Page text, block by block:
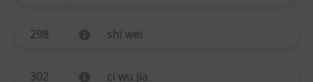
298 shi wei
302 ci wu jia